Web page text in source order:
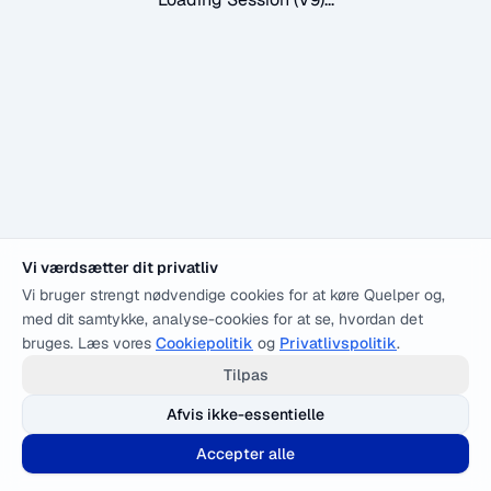
Vi værdsætter dit privatliv
Vi bruger strengt nødvendige cookies for at køre Quelper og,
med dit samtykke, analyse-cookies for at se, hvordan det
bruges. Læs vores Cookiepolitik og Privatlivspolitik.
Tilpas
Afvis ikke-essentielle
Accepter alle